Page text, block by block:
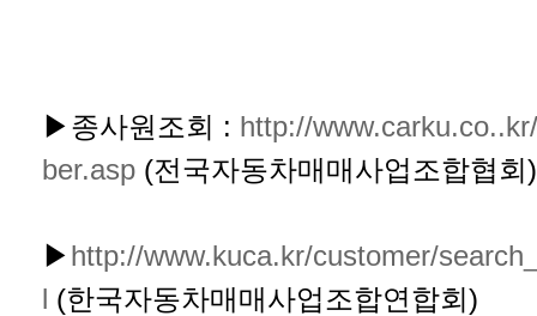
▶종사원조회 : http://
ber.asp (전국자동차매매사업조합협회)
▶​http://www.kuca.kr/customer/
l (한국자동차매매사업조합연합회)